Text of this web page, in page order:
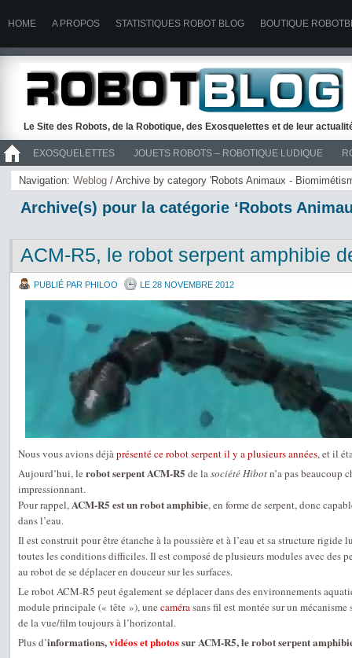
HOME A PROPOS STATISTIQUES ROBOT BLOG BOUTIQUE
Le Site des Robots, de la Robotique, des Exosquelettes et de leur
EXOSQUELETTES JOUETS ROBOTS – ROBOTIQUE LUDIQUE
>> ROBOTS
Navigation: Weblog / Archive by category 'Robots Animaux -
Archive(s) pour la catégorie ‘Robots
ACM-R5, le robot serpent amphibie
PUBLIÉ PAR PHILOO LE 28 NOVEMBRE 2012
Nous vous avions déjàprésenté ce robot serpent il y a plusieurs années, et il
Aujourd’hui, le robot serpent ACM-R5 de lasociété Hibotn’a pas beaucoup
impressionnant.
Pour rappel,ACM-R5 est un robot amphibie, en forme de serpent, donc
dans l’eau.
Il est construit pour être étanche à la poussière et à l’eau et sa structure rigide
toutes les conditions difficiles. Il est composé de plusieurs modules avec des
au robot de se déplacer en douceur sur les surfaces.
Le robot ACM-R5 peut également se déplacer dans des environnements
module principale (« tête »), une camérasans fil est montée sur un
de la vue/film toujours à l’horizontal.
Plus d’informations,vidéos et photossur ACM-R5, le robot serpent